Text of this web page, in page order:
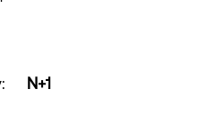
: N+1